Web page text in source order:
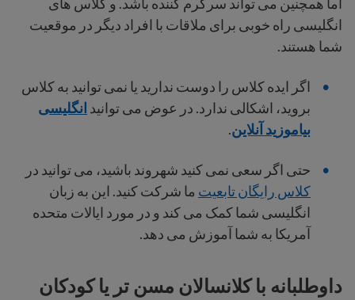
انگلیسی راه خوبی برای ملاقات با افراد دیگر در موقعیت
شما هستند.
اگر ایده کلاس را دوست ندارید یا نمی توانید به کلاس
بروید، اشکالی ندارد. در عوض می توانید انگلیسی
بیاموزید آنلاین.
حتی اگر سعی نمی کنید شهروند باشید، می توانید در
کلاس رایگان تابعیت ما شرکت کنید. این به زبان
انگلیسی شما کمک می کند و در مورد ایالات متحده
آمریکا به شما آموزش می دهد.
داوطلبانه با کلانسالان مسن تر یا کودکان